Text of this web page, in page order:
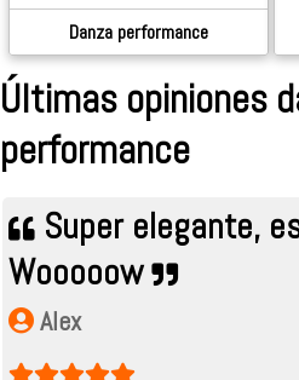
Danza performance
Últimas opiniones
performance
Super elegante,
Wooooow
Alex